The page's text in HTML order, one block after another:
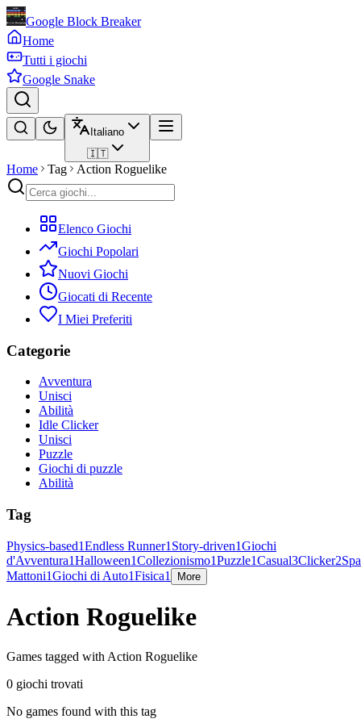
Google Block Breaker
Home
Tutti i giochi
Google Snake
Italiano
🇮🇹
Home Tag Action Roguelike
Elenco Giochi
Giochi Popolari
Nuovi Giochi
Giocati di Recente
I Miei Preferiti
Categorie
Avventura
Unisci
Abilità
Idle Clicker
Unisci
Puzzle
Giochi di puzzle
Abilità
Tag
Physics-based1Endless Runner1 Story-driven1Giochi
d'Avventura1Halloween1Collezionismo1Puzzle1Casual3Clicker2
Mattoni1Giochi di Auto1Fisica1 More
Action Roguelike
Games tagged with Action Roguelike
0 giochi trovati
No games found with this tag